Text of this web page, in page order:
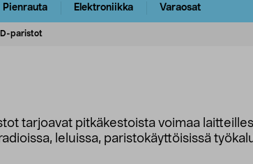
Pienrauta Elektroniikka Varaosat
D-paristot
tarjoavat pitkäkestoista voimaa
leluissa, paristokäyttöisissä